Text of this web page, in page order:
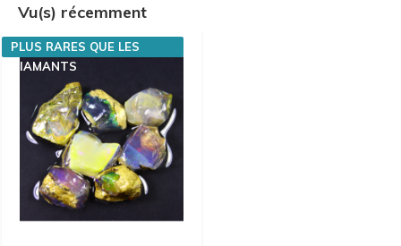
Vu(s) récemment
PLUS RARES QUE LES
DIAMANTS